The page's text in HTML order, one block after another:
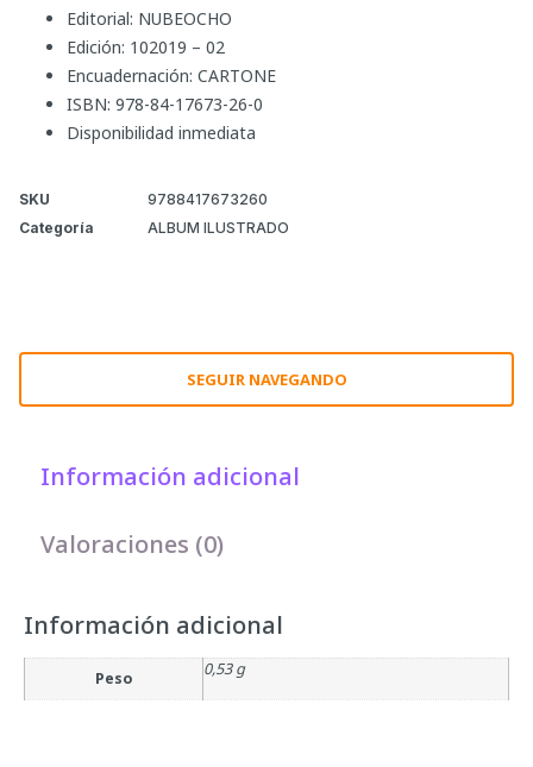
Editorial: NUBEOCHO
Edición: 102019 – 02
Encuadernación: CARTONE
ISBN: 978-84-17673-26-0
Disponibilidad inmediata
SKU
9788417673260
Categoría
ALBUM ILUSTRADO
SEGUIR NAVEGANDO
Información adicional
Valoraciones (0)
Información adicional
Peso 0,53 g